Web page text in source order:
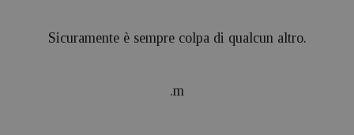
Sicuramente è sempre colpa di qualcun altro.
.m